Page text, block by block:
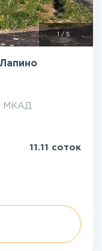
1 / 5
МКАД
11.11 соток